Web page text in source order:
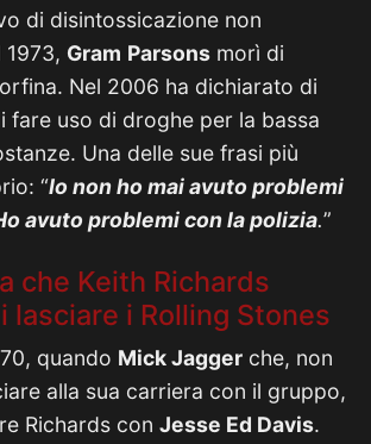
di disintossicazione non
Gram Parsons morì di
Nel 2006 ha dichiarato di
fare uso di droghe per la bassa
Una delle sue frasi più
“Io non ho mai avuto problemi
avuto problemi con la polizia.”
che Keith Richards
lasciare i Rolling Stones
quando Mick Jagger che, non
alla sua carriera con il gruppo,
Richards con Jesse Ed Davis.